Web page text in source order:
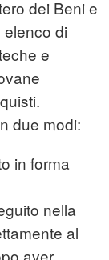
dei Beni e
di
e
due modi:
in forma
nella
al